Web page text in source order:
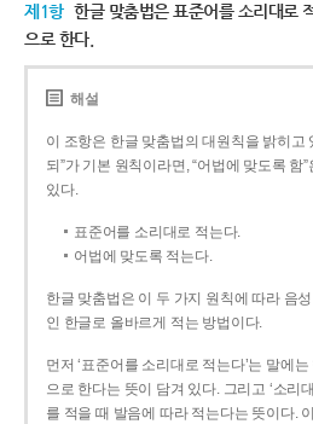
제1항 한글 맞춤법은 표준어를 소리대로
으로 한다.
해설
이 조항은 한글 맞춤법의 대원칙을 밝히고
되”가 기본 원칙이라면, “어법에 맞도록 함
있다.
표준어를 소리대로 적는다.
어법에 맞도록 적는다.
한글 맞춤법은 이 두 가지 원칙에 따라 음
인 한글로 올바르게 적는 방법이다.
먼저 ‘표준어를 소리대로 적는다’는 말에
으로 한다는 뜻이 담겨 있다. 그리고 ‘소리
를 적을 때 발음에 따라 적는다는 뜻이다.